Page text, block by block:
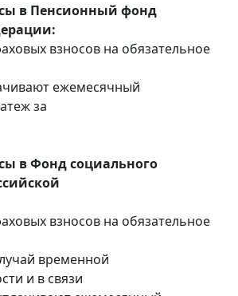
в Пенсионный фонд
взносов на обязательное
ежемесячный
за
в Фонд социального
взносов на обязательное
временной
и в связи